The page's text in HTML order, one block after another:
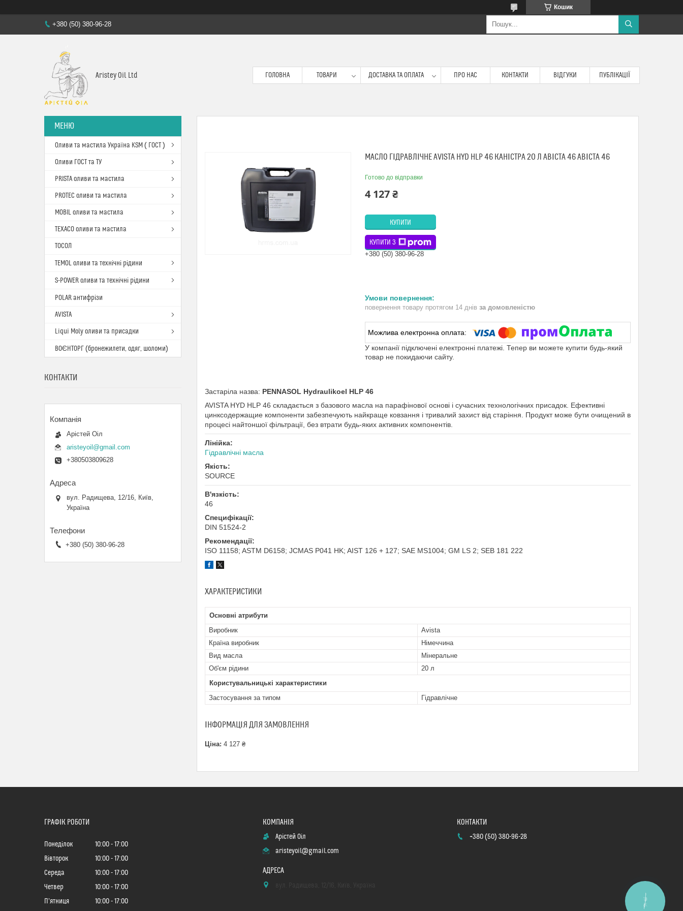
Кошик
+380 (50) 380-96-28
Aristey Oil Ltd ГОЛОВНА ТОВАРИ ДОСТАВКА ТА ОПЛАТА ПРО НАС КОНТАКТИ ВІДГУКИ ПУБЛІКАЦІЇ
МАСЛО ГІДРАВЛІЧНЕ AVISTA HYD HLP 46 КАНІСТРА 20 Л АВІСТА 46 АВІСТА 46
Готово до відправки
4 127 ₴
КУПИТИ
КУПИТИ З
+380 (50) 380-96-28
повернення товару протягом 14 днів за домовленістю
У компанії підключені електронні платежі. Тепер ви можете купити будь-який
товар не покидаючи сайту.
Застаріла назва: PENNASOL Hydraulikoel HLP 46
AVISTA HYD HLP 46 складається з базового масла на парафінової основі і сучасних технологічних присадок. Ефективні
цинксодержащие компоненти забезпечують найкраще ковзання і тривалий захист від старіння. Продукт може бути очищений в
процесі найтоншої фільтрації, без втрати будь-яких активних компонентів.
Лінійка:
Гідравлічні масла
Якість:
SOURCE
В'язкість:
46
Специфікації:
DIN 51524-2
Рекомендації:
ISO 11158; ASTM D6158; JCMAS P041 HK; AIST 126 + 127; SAE MS1004; GM LS 2; SEB 181 222
ХАРАКТЕРИСТИКИ
Основні атрибути
Виробник
Avista
Країна виробник
Німеччина
Вид масла
Мінеральне
Об'єм рідини
20 л
Користувальницькі характеристики
Застосування за типом
Гідравлічне
ІНФОРМАЦІЯ ДЛЯ ЗАМОВЛЕННЯ
Ціна: 4 127 ₴
Оливи та мастила Україна KSM ( ГОСТ )
Оливи ГОСТ та ТУ
PRISTA оливи та мастила
PROTEC оливи та мастила
MOBIL оливи та мастила
TEXACO оливи та мастила
ТОСОЛ
TEMOL оливи та технічні рідини
S-POWER оливи та технічні рідини
POLAR антифрізи
AVISTA
Liqui Moly оливи та присадки
ВОЄНТОРГ (бронежилети, одяг, шоломи)
КОНТАКТИ
Арістей Оіл
aristeyoil@gmail.com
+380503809628
вул. Радищева, 12/16, Київ,
Україна
+380 (50) 380-96-28
ГРАФІК РОБОТИ
Понеділок 10:00
17:00
Вівторок
10:00
17:00
Середа
10:00
17:00
Четвер
10:00
17:00
Пʼятниця
10:00 17:00
Арістей Оіл
aristeyoil@gmail.com
+380 (50) 380-96-28
КНОПКА
ЗВ'ЯЗКУ